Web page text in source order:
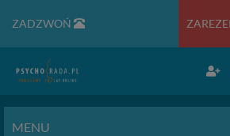
ZADZWOŃ
MENU